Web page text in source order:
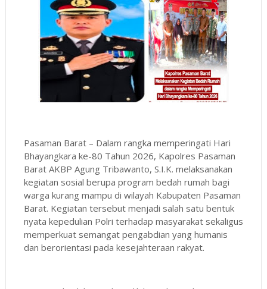
Pasaman Barat – Dalam rangka memperingati Hari
Bhayangkara ke-80 Tahun 2026, Kapolres Pasaman
Barat AKBP Agung Tribawanto, S.I.K. melaksanakan
kegiatan sosial berupa program bedah rumah bagi
warga kurang mampu di wilayah Kabupaten Pasaman
Barat. Kegiatan tersebut menjadi salah satu bentuk
nyata kepedulian Polri terhadap masyarakat sekaligus
memperkuat semangat pengabdian yang humanis
dan berorientasi pada kesejahteraan rakyat.